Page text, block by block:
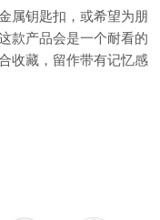
属钥匙扣，或希望为朋
款产品会是一个耐看的
收藏，留作带有记忆感